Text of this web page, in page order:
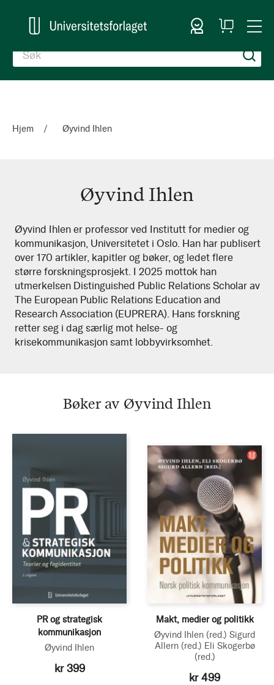
Logg inn
Handlekurv
Hjem Øyvind Ihlen
Øyvind Ihlen
Øyvind
Ihlen
Øyvind Ihlen er professor ved Institutt for medier og
kommunikasjon, Universitetet i Oslo. Han har publisert
over 170 artikler, kapitler og bøker, og ledet flere
større forskningsprosjekt. I 2025 mottok han
utmerkelsen Distinguished Public Relations Scholar av
The European Public Relations Education and
Research Association (EUPRERA). Hans forskning
retter seg i dag særlig mot helse- og
krisekommunikasjon samt lobbyvirksomhet.
Bøker av Øyvind Ihlen
PR og strategisk
kommunikasjon
Øyvind Ihlen
kr 399
Makt, medier og politikk
Øyvind Ihlen (red.) Sigurd
Allern (red.) Eli Skogerbø
(red.)
kr 499